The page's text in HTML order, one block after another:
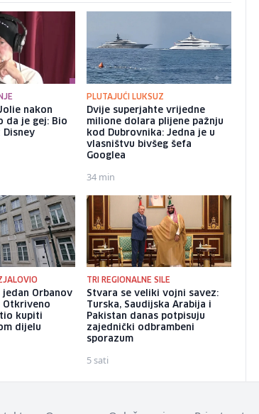
nakon
da je gej: Bio
Disney
PLUTAJUĆI LUKSUZ
Dvije superjahte vrijedne
milione dolara plijene pažnju
kod Dubrovnika: Jedna je u
vlasništvu bivšeg šefa
Googlea
34 min
jedan Orbanov
Otkriveno
kupiti
dijelu
TRI REGIONALNE SILE
Stvara se veliki vojni savez:
Turska, Saudijska Arabija i
Pakistan danas potpisuju
zajednički odbrambeni
sporazum
5 sati